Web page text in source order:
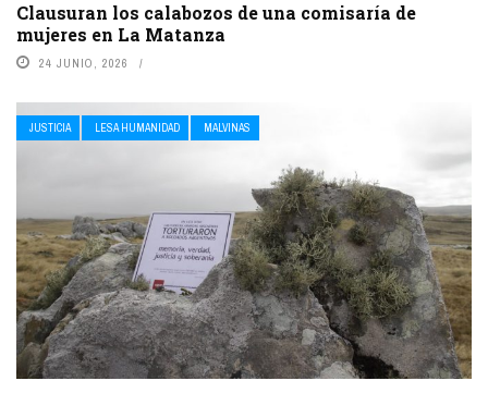
Clausuran los calabozos de una comisaría de
mujeres en La Matanza
24 JUNIO, 2026
JUSTICIA LESA HUMANIDAD MALVINAS